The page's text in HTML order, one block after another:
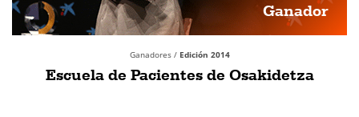
Ganador
Ganadores / Edición 2014
Escuela de Pacientes de Osakidetza